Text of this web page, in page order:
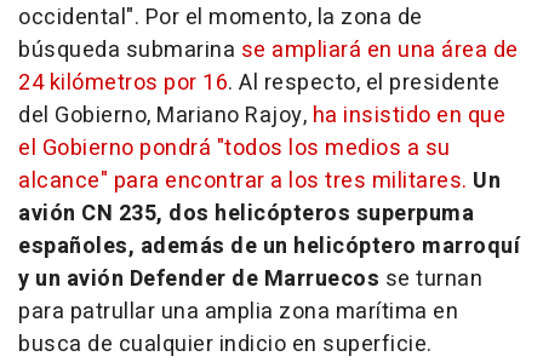
occidental". Por el momento, la zona de
búsqueda submarina se ampliará en una área de
24 kilómetros por 16. Al respecto, el presidente
del Gobierno, Mariano Rajoy, ha insistido en que
el Gobierno pondrá "todos los medios a su
alcance" para encontrar a los tres militares. Un
avión CN 235, dos helicópteros superpuma
españoles, además de un helicóptero marroquí
y un avión Defender de Marruecos se turnan
para patrullar una amplia zona marítima en
busca de cualquier indicio en superficie.